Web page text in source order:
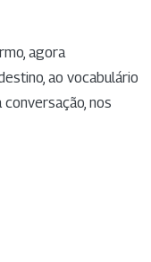
agora
ao vocabulário
nos